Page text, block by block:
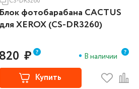
Блок фотобарабана CACTUS
для XEROX (CS-DR3260)
820 ₽ В наличии
Купить